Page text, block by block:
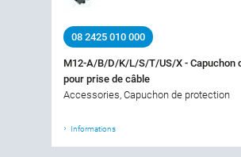
08 2425 010 000
M12-A/B/D/K/L/S/T/US/X - Capuchon
pour prise de câble
Accessories, Capuchon de protection
Informations